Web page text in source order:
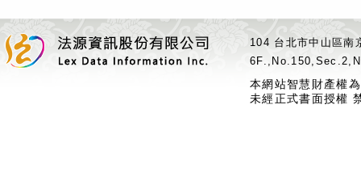
104 台北市中山區
本網站智慧財產權
未經正式書面授權